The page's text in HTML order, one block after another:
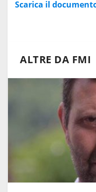
Scarica il
ALTRE DA FMI